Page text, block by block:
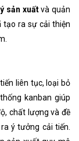
sản xuấtvà quản
tạo ra sự cải thiện
liên tục, loại bỏ
kanban giúp
chất lượng và đề
ý tưởng cải tiến.